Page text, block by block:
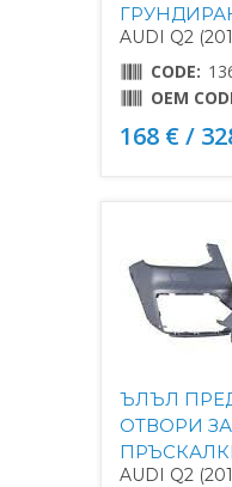
AUDI Q2
CODE:
OEM
168 € /
ЪЛЪЛ
ОТВОРИ
AUDI Q2